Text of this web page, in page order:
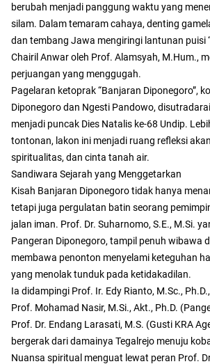
berubah menjadi panggung waktu yang
silam. Dalam temaram cahaya, denting
dan tembang Jawa mengiringi lantunan puisi
Chairil Anwar oleh Prof. Alamsyah, M.Hum.,
perjuangan yang menggugah.
Pagelaran ketoprak “Banjaran Diponegoro”,
Diponegoro dan Ngesti Pandowo,
menjadi puncak Dies Natalis ke-68 Undip.
tontonan, lakon ini menjadi ruang refleksi
spiritualitas, dan cinta tanah air.
Sandiwara Sejarah yang Menggetarkan
Kisah Banjaran Diponegoro tidak hanya
tetapi juga pergulatan batin seorang
jalan iman. Prof. Dr. Suharnomo, S.E., M.Si.
Pangeran Diponegoro, tampil penuh wibawa
membawa penonton menyelami keteguhan
yang menolak tunduk pada ketidakadilan.
Ia didampingi Prof. Ir. Edy Rianto, M.Sc.,
Prof. Mohamad Nasir, M.Si., Akt., Ph.D.
Prof. Dr. Endang Larasati, M.S. (Gusti KRA
bergerak dari damainya Tegalrejo menuju
Nuansa spiritual menguat lewat peran Prof.